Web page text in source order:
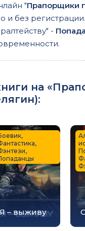
"Прапорщики
и без
-
на
):
Я – выживу